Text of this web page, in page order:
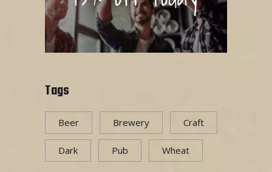
Tags
Beer Brewery Craft
Dark Pub Wheat